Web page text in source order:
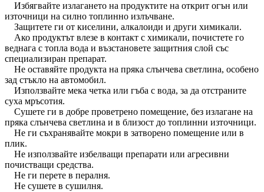
Избягвайте излагането на продуктите на открит огън или
източници на силно топлинно излъчване.
Защитете ги от киселини, алкалоиди и други химикали.
Ако продуктът влезе в контакт с химикали, почистете го
веднага с топла вода и възстановете защитния слой със
специализиран препарат.
Не оставяйте продукта на пряка слънчева светлина, особено
зад стъкло на автомобил.
Използвайте мека четка или гъба с вода, за да отстраните
суха мръсотия.
Сушете ги в добре проветрено помещение, без излагане на
пряка слънчева светлина и в близост до топлинни източници.
Не ги съхранявайте мокри в затворено помещение или в
плик.
Не използвайте избелващи препарати или агресивни
почистващи средства.
Не ги перете в пералня.
Не сушете в сушилня.